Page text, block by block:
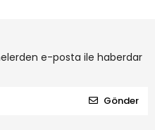
e-posta ile haberdar
Gönder